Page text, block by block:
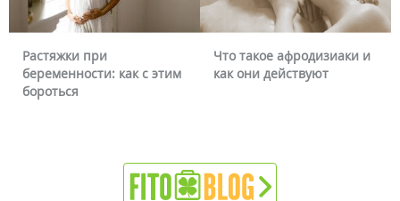
Растяжки при
беременности: как с этим
бороться
Что такое афродизиаки и
как они действуют